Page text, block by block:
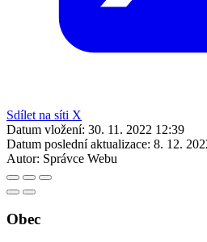
Sdílet na síti X
Datum vložení: 30. 11. 2022 12:39
Datum poslední aktualizace: 8. 12.
Autor: Správce Webu
Obec